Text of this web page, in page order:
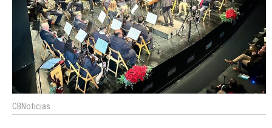
CBNoticias